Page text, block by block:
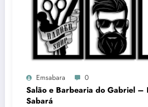
Emsabara 0
Salão e Barbearia do Gabriel –
Sabará